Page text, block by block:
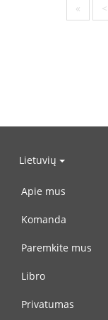
« <
Lietuvių
Apie mus
Komanda
Paremkite mus
Libro
Privatumas